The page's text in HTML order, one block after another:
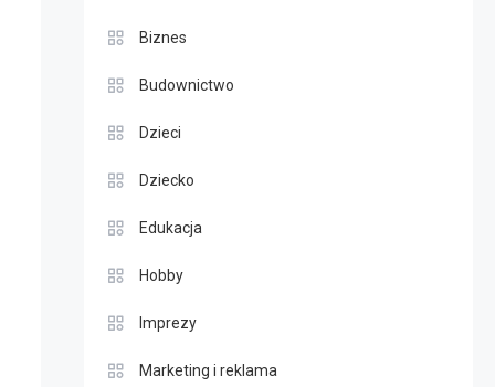
Biznes
Budownictwo
Dzieci
Dziecko
Edukacja
Hobby
Imprezy
Marketing i reklama